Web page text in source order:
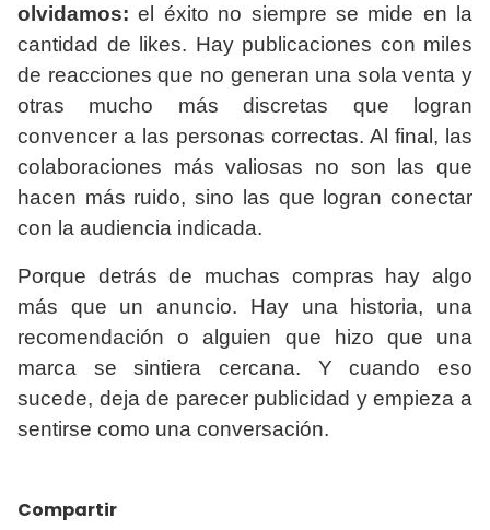
olvidamos: el éxito no siempre se mide en la
cantidad de likes. Hay publicaciones con miles
de reacciones que no generan una sola venta y
otras mucho más discretas que logran
convencer a las personas correctas. Al final, las
colaboraciones más valiosas no son las que
hacen más ruido, sino las que logran conectar
con la audiencia indicada.
Porque detrás de muchas compras hay algo
más que un anuncio. Hay una historia, una
recomendación o alguien que hizo que una
marca se sintiera cercana. Y cuando eso
sucede, deja de parecer publicidad y empieza a
sentirse como una conversación.
Compartir